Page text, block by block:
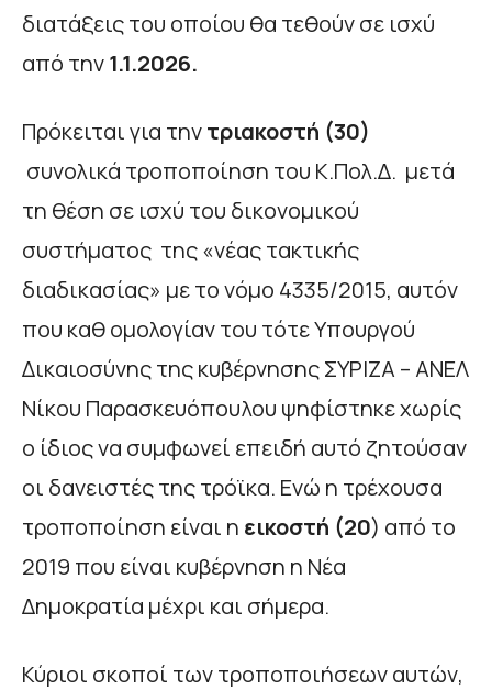
διατάξεις του οποίου θα τεθούν σε ισχύ
από την1.1.2026.
Πρόκειται για τηντριακοστή (30)
συνολικά τροποποίηση του Κ.Πολ.Δ. μετά
τη θέση σε ισχύ του δικονομικού
συστήματος της «νέας τακτικής
διαδικασίας» με το νόμο 4335/2015, αυτόν
που καθ ομολογίαν του τότε Υπουργού
Δικαιοσύνης της κυβέρνησης ΣΥΡΙΖΑ – ΑΝΕΛ
Νίκου Παρασκευόπουλου ψηφίστηκε χωρίς
ο ίδιος να συμφωνεί επειδή αυτό ζητούσαν
οι δανειστές της τρόϊκα. Ενώ η τρέχουσα
τροποποίηση είναι η εικοστή (20) από το
2019 που είναι κυβέρνηση η Νέα
Δημοκρατία μέχρι και σήμερα.
Κύριοι σκοποί των τροποποιήσεων αυτών,